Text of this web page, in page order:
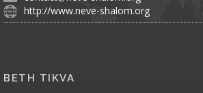
http://www.neve-shalom.org
BETH TIKVA